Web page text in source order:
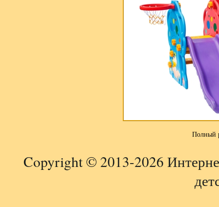
Полный
Copyright © 2013-2026